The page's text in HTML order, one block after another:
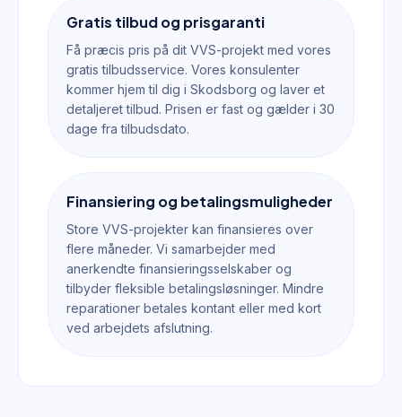
Gratis tilbud og prisgaranti
Få præcis pris på dit VVS-projekt med vores
gratis tilbudsservice. Vores konsulenter
kommer hjem til dig i Skodsborg og laver et
detaljeret tilbud. Prisen er fast og gælder i 30
dage fra tilbudsdato.
Finansiering og betalingsmuligheder
Store VVS-projekter kan finansieres over
flere måneder. Vi samarbejder med
anerkendte finansieringsselskaber og
tilbyder fleksible betalingsløsninger. Mindre
reparationer betales kontant eller med kort
ved arbejdets afslutning.